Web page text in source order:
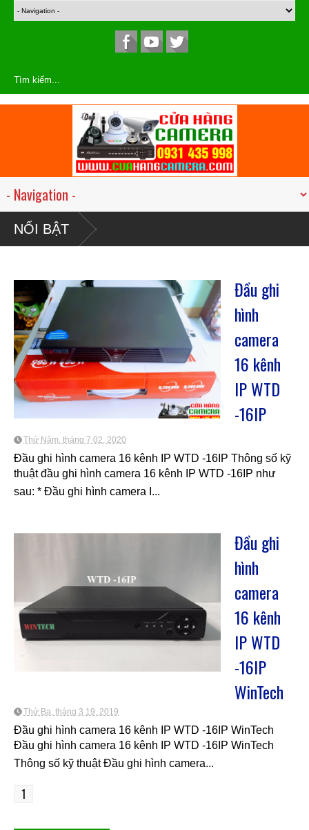
NỔI BẬT
Đầu ghi
hình
camera
16 kênh
IP WTD
-16IP
Thứ Năm, tháng 7 02, 2020
Đầu ghi hình camera 16 kênh IP WTD -16IP Thông số kỹ
thuật đầu ghi hình camera 16 kênh IP WTD -16IP như
sau: * Đầu ghi hình camera I...
Đầu ghi
hình
camera
16 kênh
IP WTD
-16IP
WinTech
Thứ Ba, tháng 3 19, 2019
Đầu ghi hình camera 16 kênh IP WTD -16IP WinTech
Đầu ghi hình camera 16 kênh IP WTD -16IP WinTech
Thông số kỹ thuật Đầu ghi hình camera...
1